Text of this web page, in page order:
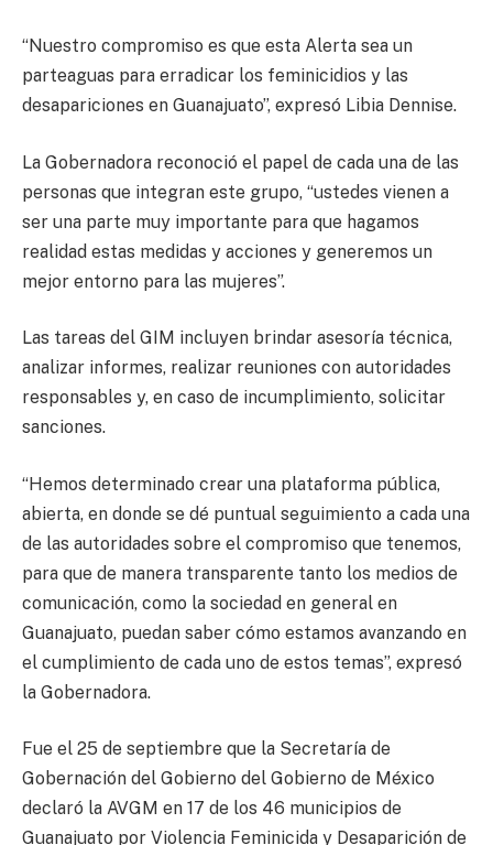
“Nuestro compromiso es que esta Alerta sea un
parteaguas para erradicar los feminicidios y las
desapariciones en Guanajuato”, expresó Libia Dennise.
La Gobernadora reconoció el papel de cada una de las
personas que integran este grupo, “ustedes vienen a
ser una parte muy importante para que hagamos
realidad estas medidas y acciones y generemos un
mejor entorno para las mujeres”.
Las tareas del GIM incluyen brindar asesoría técnica,
analizar informes, realizar reuniones con autoridades
responsables y, en caso de incumplimiento, solicitar
sanciones.
“Hemos determinado crear una plataforma pública,
abierta, en donde se dé puntual seguimiento a cada una
de las autoridades sobre el compromiso que tenemos,
para que de manera transparente tanto los medios de
comunicación, como la sociedad en general en
Guanajuato, puedan saber cómo estamos avanzando en
el cumplimiento de cada uno de estos temas”, expresó
la Gobernadora.
Fue el 25 de septiembre que la Secretaría de
Gobernación del Gobierno del Gobierno de México
declaró la AVGM en 17 de los 46 municipios de
Guanajuato por Violencia Feminicida y Desaparición de